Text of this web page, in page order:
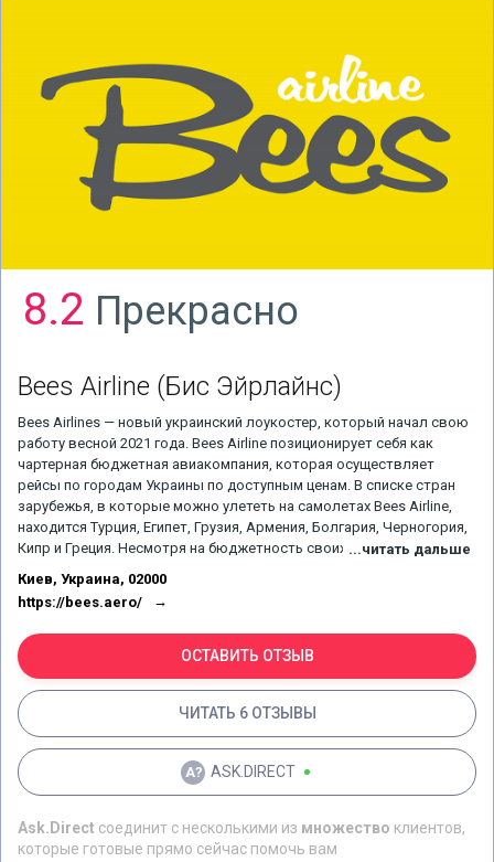
8.2 Прекрасно
Bees Airline (Бис Эйрлайнс)
Bees Airlines — новый украинский лоукостер, который начал свою
работу весной 2021 года. Bees Airline позиционирует себя как
чартерная бюджетная авиакомпания, которая осуществляет
рейсы по городам Украины по доступным ценам. В списке стран
зарубежья, в которые можно улететь на самолетах Bees Airline,
находится Турция, Египет, Грузия, Армения, Болгария, Черногория,
Кипр и Греция. Несмотря на бюджетность своих авиауслуг,
тарифа: Light, Smart и Flex. В первом тарифе запрещена функция
смены даты вылета и возврата билета. Во втором — уже можно
сменить дату, заплатив 50 евро. Также этот тариф включает
провоз багажа, максимальный вес которого может составить 23
кг. Третий тариф — Flex — предусматривает большее количество
преимуществ: с ним можно сделать возврат билета за 50 евро и
не нужно платить за смену регистрации. Это второй по счету
лоукостер в Украине, который своим основным аэропортом
выбрал аэропорт «Жуляны», откуда и осуществляются все его
рейсы в данный момент.
...читать дальше
Киев, Украина, 02000
https://bees.aero/
ОСТАВИТЬ ОТЗЫВ
ЧИТАТЬ 6 ОТЗЫВЫ
ASK.DIRECT
Ask.Direct соединит с несколькими из множество клиентов,
которые готовые прямо сейчас помочь вам